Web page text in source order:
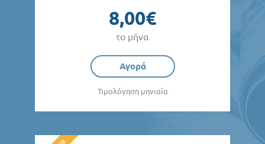
8,00€
το μήνα
Αγορά
Τιμολόγηση μηνιαία